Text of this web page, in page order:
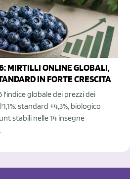
MIRTILLI ONLINE GLOBALI,
IN FORTE CRESCITA
l'indice globale dei prezzi dei
standard +4,3%, biologico
stabili nelle 14 insegne